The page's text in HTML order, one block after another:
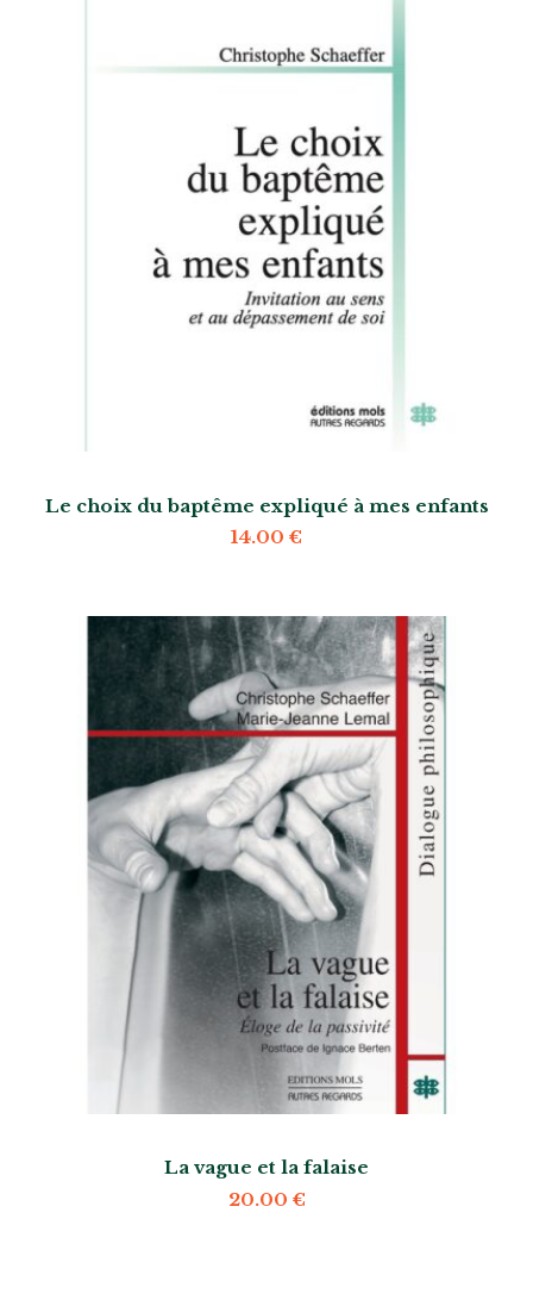
Le choix du baptême expliqué à mes enfants
14.00 €
La vague et la falaise
20.00 €